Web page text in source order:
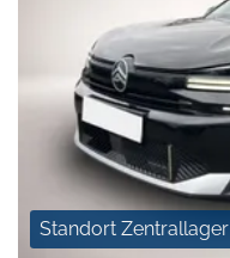
Standort Zentrallager